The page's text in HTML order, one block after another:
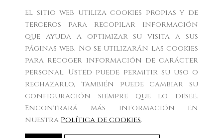
Inicio Sobre mi Eventos
Desde el corazón
La Meditación
Prensa
Política de cookies
El sitio web utiliza cookies propias y de
terceros para recopilar información
que ayuda a optimizar su visita a sus
páginas web. No se utilizarán las cookies
para recoger información de carácter
personal. Usted puede permitir su uso o
rechazarlo, también puede cambiar su
configuración siempre que lo desee.
Encontrará más información en
nuestra Política de cookies.